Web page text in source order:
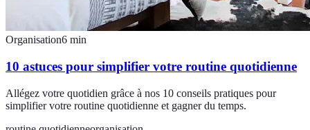
Organisation6 min
10 astuces pour simplifier votre routine quotidienne
Allégez votre quotidien grâce à nos 10 conseils pratiques pour
simplifier votre routine quotidienne et gagner du temps.